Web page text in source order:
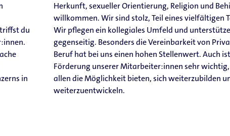
du
in
Herkunft, sexueller Orientierung, Religion und
willkommen. Wir sind stolz, Teil eines vielfältigen
Wir pflegen ein kollegiales Umfeld und
gegenseitig. Besonders die Vereinbarkeit von
Beruf hat bei uns einen hohen Stellenwert. Auch
Förderung unserer Mitarbeiter:innen sehr
allen die Möglichkeit bieten, sich weiterzubilden
weiterzuentwickeln.